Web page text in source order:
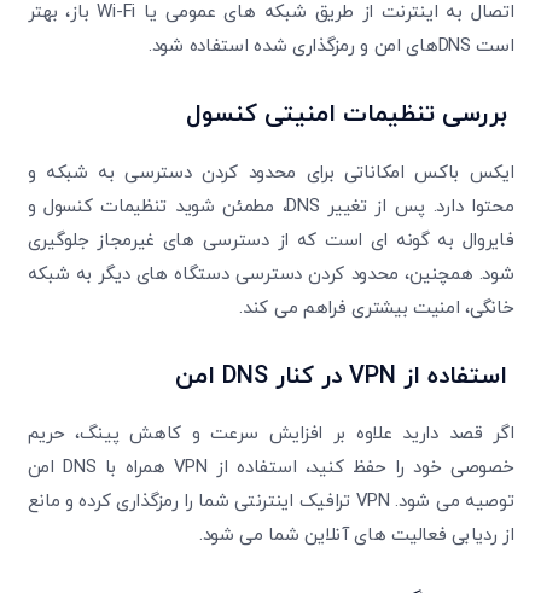
اتصال به اینترنت از طریق شبکه های عمومی یا Wi-Fi باز، بهتر
است DNSهای امن و رمزگذاری شده استفاده شود.
بررسی تنظیمات امنیتی کنسول
ایکس باکس امکاناتی برای محدود کردن دسترسی به شبکه و
محتوا دارد. پس از تغییر DNS، مطمئن شوید تنظیمات کنسول و
فایروال به گونه ای است که از دسترسی های غیرمجاز جلوگیری
شود. همچنین، محدود کردن دسترسی دستگاه های دیگر به شبکه
خانگی، امنیت بیشتری فراهم می کند.
استفاده از VPN در کنار DNS امن
اگر قصد دارید علاوه بر افزایش سرعت و کاهش پینگ، حریم
خصوصی خود را حفظ کنید، استفاده از VPN همراه با DNS امن
توصیه می شود. VPN ترافیک اینترنتی شما را رمزگذاری کرده و مانع
از ردیابی فعالیت های آنلاین شما می شود.